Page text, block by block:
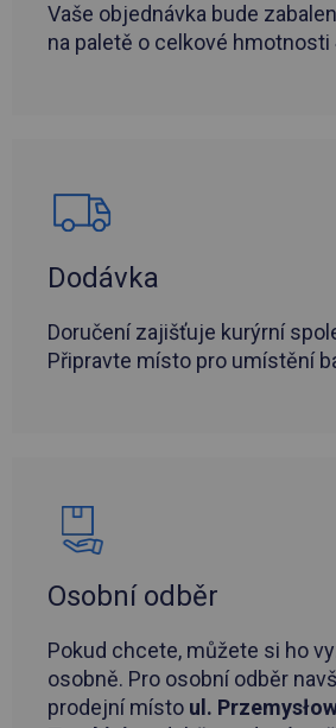
Vaše objednávka bude
na paletě o celkové hmotnosti
Dodávka
Doručení zajišťuje kurýrní
Připravte místo pro umístění
Osobní odběr
Pokud chcete, můžete si ho
osobně. Pro osobní odběr
prodejní místo ul.